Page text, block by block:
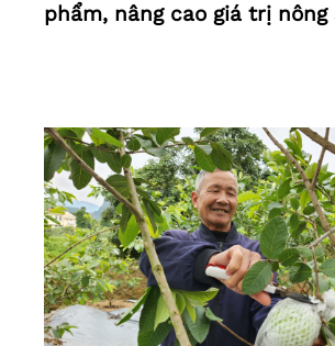
phẩm, nâng cao giá trị nông